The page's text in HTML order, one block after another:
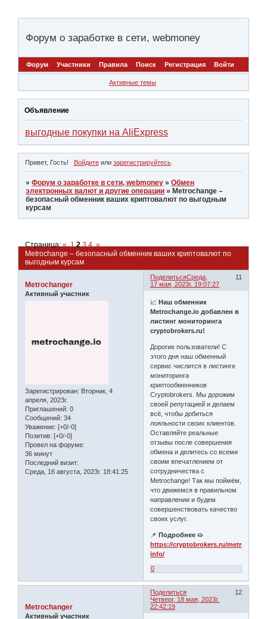
Форум о заработке в сети, webmoney
Форум Участники Правила Поиск Регистрация Войти
Активные темы
Объявление
выгодные покупки на AliExpress
Привет, Гость! Войдитеили зарегистрируйтесь.
»Форум о заработке в сети, webmoney »Обмен
электронных валют и другие операции » Metrochange –
безопасный обменник ваших криптовалют по выгодным
курсам
Metrochange – безопасный обменник ваших криптовалют по
выгодным курсам
Страница:« 1 2 3 4 »
Поделиться 11
Среда,
17 мая, 2023г. 19:07:27
Metrochanger
Активный участник
Зарегистрирован: Вторник, 4
апреля, 2023г.
Приглашений: 0
Сообщений: 34
Уважение: [+0/-0]
Позитив: [+0/-0]
Провел на форуме:
36 минут
Последний визит:
Среда, 16 августа, 2023г. 18:41:25
📈Наш обменник
Metrochange.io добавлен в
листинг мониторинга
cryptobrokers.ru!
Дорогие пользователи! С
этого дня наш обменный
сервис числится в листинге
мониторинга
криптообменников
Cryptobrokers. Мы дорожим
своей репутацией и делаем
всё, чтобы добиться
лояльности своих клиентов.
Оставляйте реальные
отзывы после совершения
обмена и делитесь со всеми
своим впечатлением от
сотрудничества с
Metrochange! Так мы поймём,
что движемся в правильном
направлении и будем
совершенствовать качество
своих услуг.
📌Подробнее ➯
https://cryptobrokers.ru/
info/
0
Поделиться
12
Четверг, 18 мая, 2023г.
22:42:19
Metrochanger
Активный участник